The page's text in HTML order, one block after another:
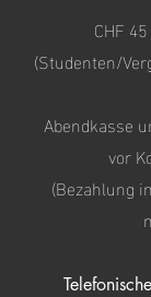
CHF
(Studenten/
Abendkasse
vor
(Bezahlung